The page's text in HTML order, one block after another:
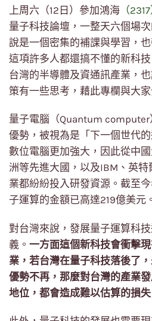
上周六（12日）參加鴻海 （2317
量子科技論壇，一整天六個場
說是一個密集的補課與學習，
這項許多人都還搞不懂的新科
台灣的半導體及資通訊產業，
策有一些思考，藉此專欄與大家
量子電腦（Quantum
優勢，被視為是「下一個世代
數位電腦更加強大，因此從中
洲等先進大國，以及IBM、英
業都紛紛投入研發資源。截至
子運算的金額已高達219億美元。
對台灣來說，發展量子運算科
義。 一方面這個新科技會衝擊
業，若台灣在量子科技落後了
優勢不再，那麼對台灣的產業
地位，都會造成難以估算的損失